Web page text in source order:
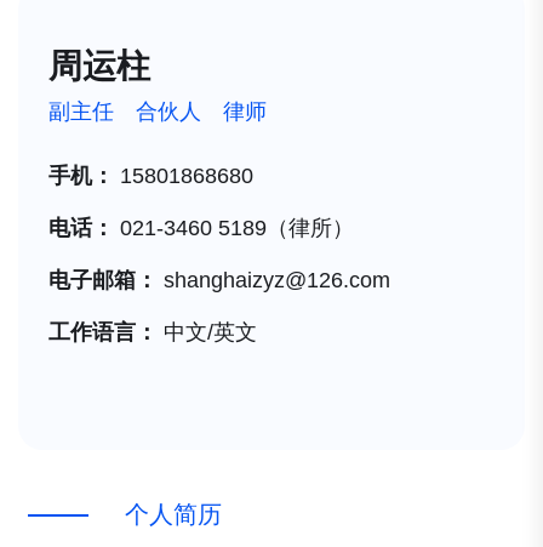
周运柱
副主任 合伙人 律师
手机： 15801868680
电话： 021-3460 5189（律所）
电子邮箱： shanghaizyz@126.com
工作语言： 中文/英文
个 人简历